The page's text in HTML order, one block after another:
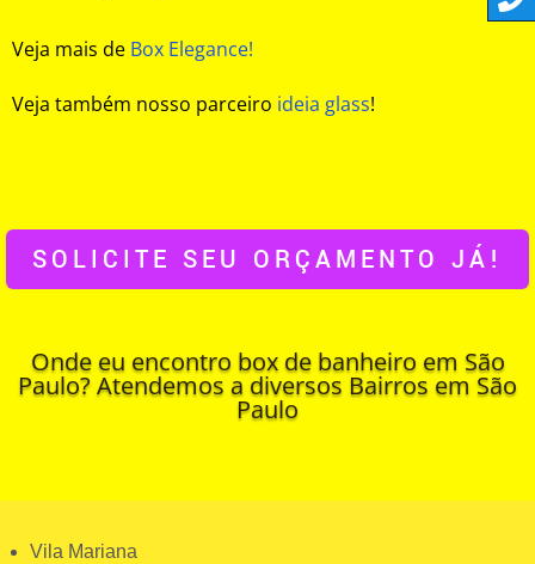
Veja mais de Box Elegance!
Veja também nosso parceiro ideia glass!
SOLICITE SEU ORÇAMENTO JÁ!
Onde eu encontro box de banheiro em São
Paulo? Atendemos a diversos Bairros em São
Paulo
Vila Mariana